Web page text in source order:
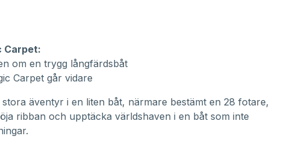
Carpet:
om en trygg långfärdsbåt
Carpet går vidare
stora äventyr i en liten båt, närmare bestämt en 28 fotare,
ribban och upptäcka världshaven i en båt som inte